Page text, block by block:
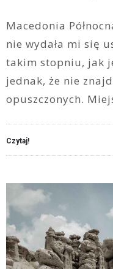
Macedonia
nie wydała mi się
takim stopniu, jak
jednak, że nie
opuszczonych.
Czytaj!